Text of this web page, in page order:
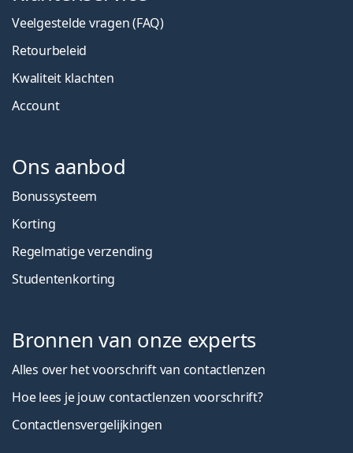
Veelgestelde vragen (FAQ)
Retourbeleid
Kwaliteit klachten
Account
Ons aanbod
Bonussysteem
Korting
Regelmatige verzending
Studentenkorting
Bronnen van onze experts
Alles over het voorschrift van contactlenzen
Hoe lees je jouw contactlenzen voorschrift?
Contactlensvergelijkingen